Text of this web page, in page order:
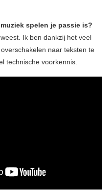
spelen je passie is?
Ik ben dankzij het veel
naar teksten te
technische voorkennis.